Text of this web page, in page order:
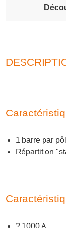
1 barre par
Répartition
? 1000 A